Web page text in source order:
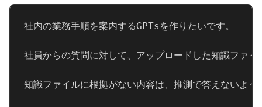
社内の業務手順を案内するGPTsを作りたいです。
社員からの質問に対して、アップロードした知識ファ
知識ファイルに根拠がない内容は、推測で答えないよう